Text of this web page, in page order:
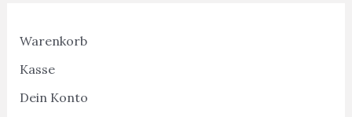
Warenkorb
Kasse
Dein Konto